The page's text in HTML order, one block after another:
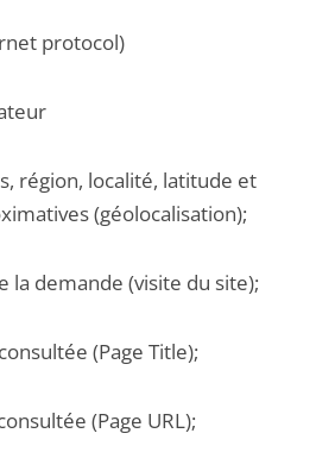
protocol)
région, localité, latitude et
(géolocalisation);
la demande (visite du site);
(Page Title);
(Page URL);